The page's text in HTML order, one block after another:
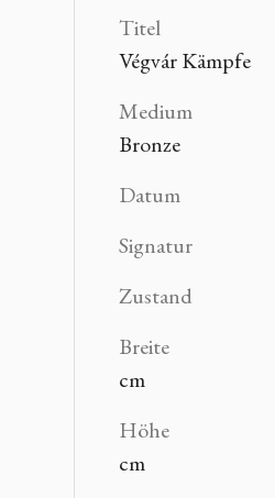
Titel
Végvár Kämpfe
Medium
Bronze
Datum
Signatur
Zustand
Breite
cm
Höhe
cm